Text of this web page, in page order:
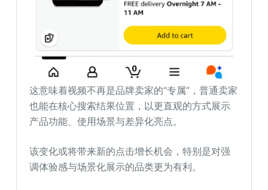
这意味着视频不再是品牌卖家的“专属”，普通卖家
也能在核心搜索结果位置，以更直观的方式展示
产品功能、使用场景与差异化亮点。
该变化或将带来新的点击增长机会，特别是对强
调体验感与场景化展示的品类更为有利。